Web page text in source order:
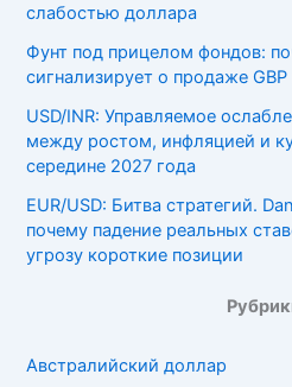
слабостью доллара
Фунт под прицелом фондов:
сигнализирует о продаже
USD/INR: Управляемое
между ростом, инфляцией и
середине 2027 года
EUR/USD: Битва стратегий.
почему падение реальных
угрозу короткие позиции
Австралийский доллар